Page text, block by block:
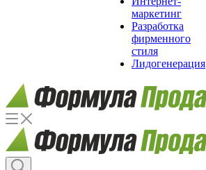
маркетинг
Разработка
фирменного
стиля
Лидогенерация